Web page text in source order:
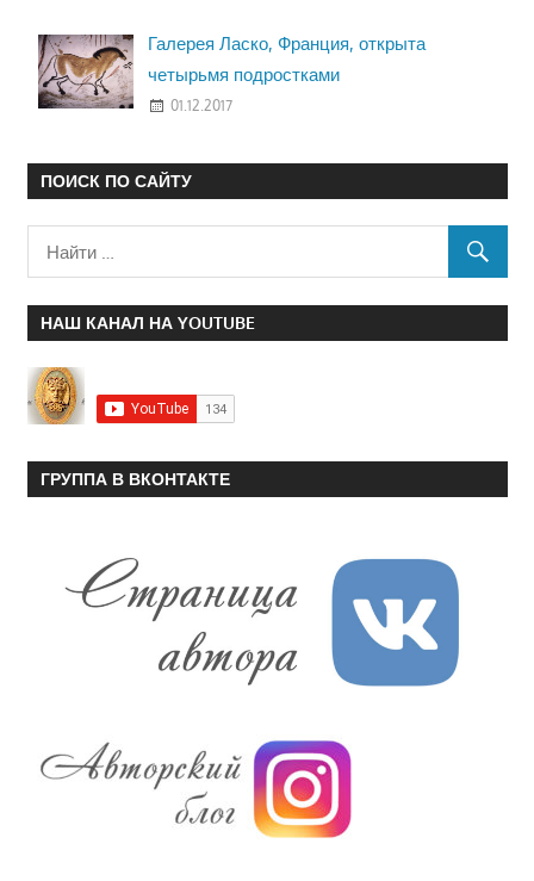
Галерея Ласко, Франция, открыта
четырьмя подростками
01.12.2017
ПОИСК ПО САЙТУ
НАШ КАНАЛ НА YOUTUBE
ГРУППА В ВКОНТАКТЕ